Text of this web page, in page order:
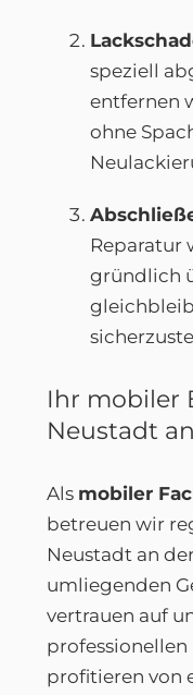
speziell
entfernen
ohne
Reparatur
gründlich
Ihr mobiler
Neustadt
Als mobiler
betreuen wir
Neustadt an
umliegenden
vertrauen auf
profitieren von